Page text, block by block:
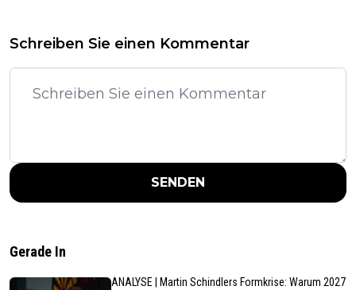
Schreiben Sie einen Kommentar
SENDEN
Gerade In
ANALYSE | Martin Schindlers Formkrise: Warum 2027